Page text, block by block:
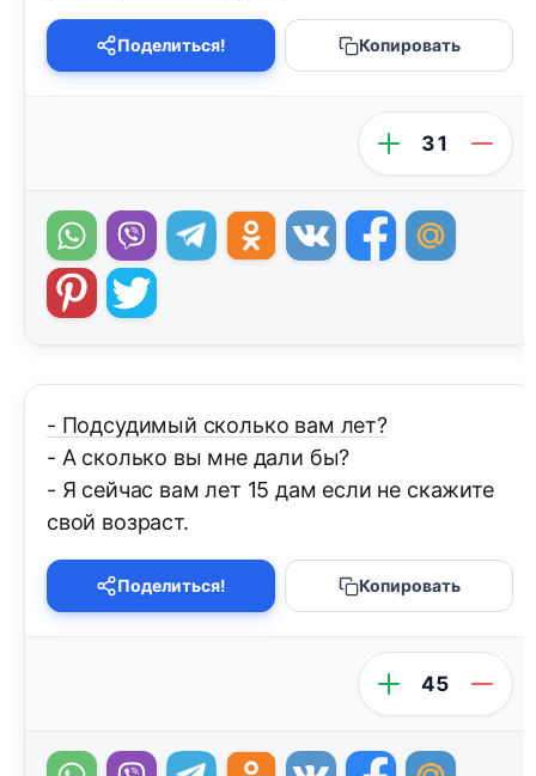
Поделиться! Копировать
31
- Подсудимый сколько вам лет?
- А сколько вы мне дали бы?
- Я сейчас вам лет 15 дам если не скажите
свой возраст.
Поделиться! Копировать
45